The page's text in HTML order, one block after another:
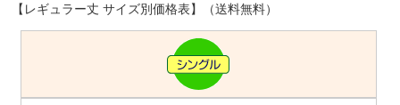
【レギュラー丈 サイズ別価格表】（送料無料）